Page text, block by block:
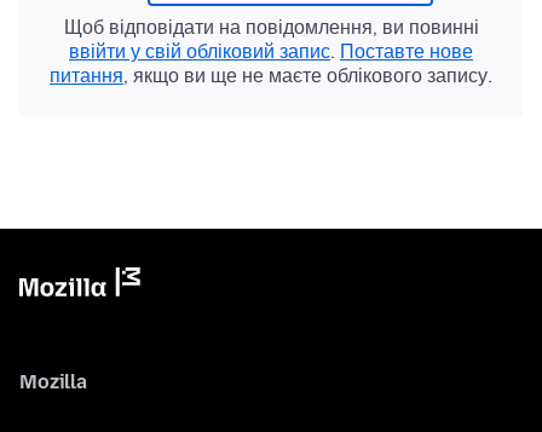
Щоб відповідати на повідомлення, ви повинні
ввійти у свій обліковий запис. Поставте нове
питання, якщо ви ще не маєте облікового запису.
Mozilla